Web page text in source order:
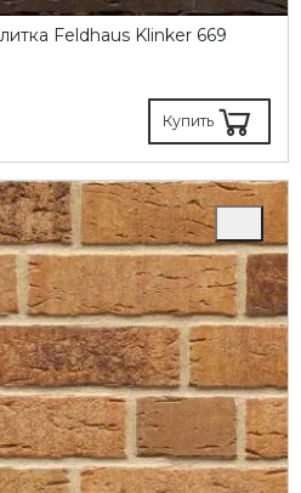
Feldhaus Klinker 669
Купить